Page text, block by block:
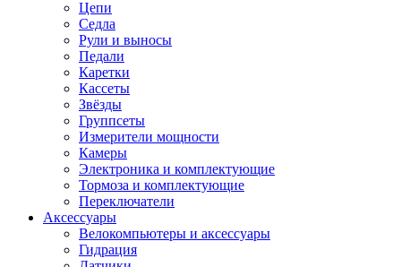
Цепи
Седла
Рули и выносы
Педали
Каретки
Кассеты
Звёзды
Группсеты
Измерители мощности
Камеры
Электроника и комплектующие
Тормоза и комплектующие
Переключатели
Аксессуары
Велокомпьютеры и аксессуары
Гидрация